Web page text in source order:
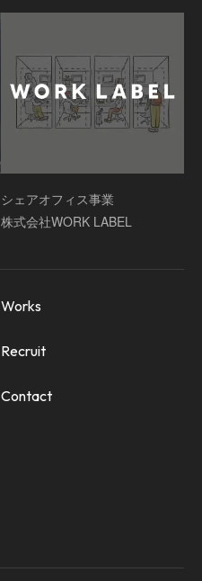
シェアオフィス事業
株式会社WORK LABEL
Recruit
Works
Contact